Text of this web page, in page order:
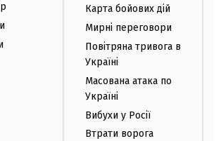
Карта бойових дій
Мирні переговори
Повітряна тривога в
Україні
Масована атака по
Україні
Вибухи у Росії
Втрати ворога